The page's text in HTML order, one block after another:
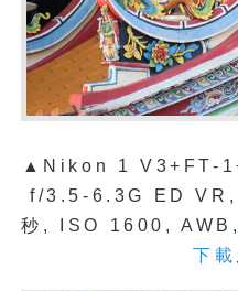
▲Nikon 1 V3+FT-
f/3.5-6.3G ED VR
秒, ISO 1600, AWB,
下載